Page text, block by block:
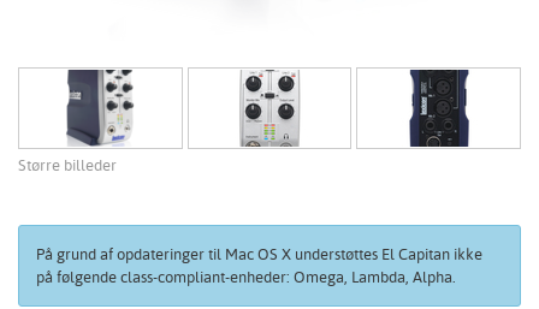
Større billeder
På grund af opdateringer til Mac OS X understøttes El Capitan ikke
på følgende class-compliant-enheder: Omega, Lambda, Alpha.